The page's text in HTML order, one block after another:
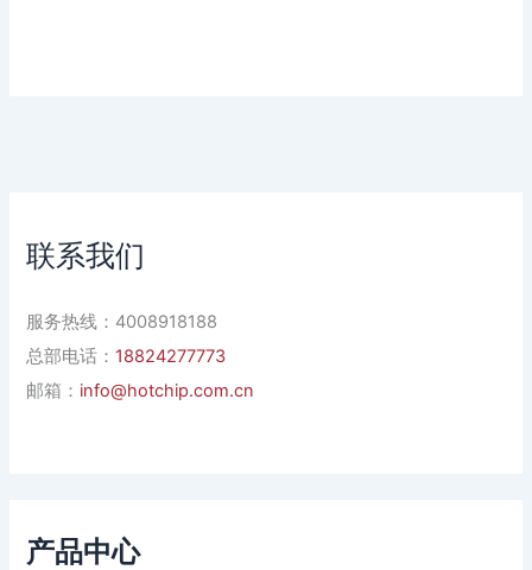
联系我们
服务热线：4008918188
总部电话：18824277773
邮箱： info@hotchip.com.cn
产品中心